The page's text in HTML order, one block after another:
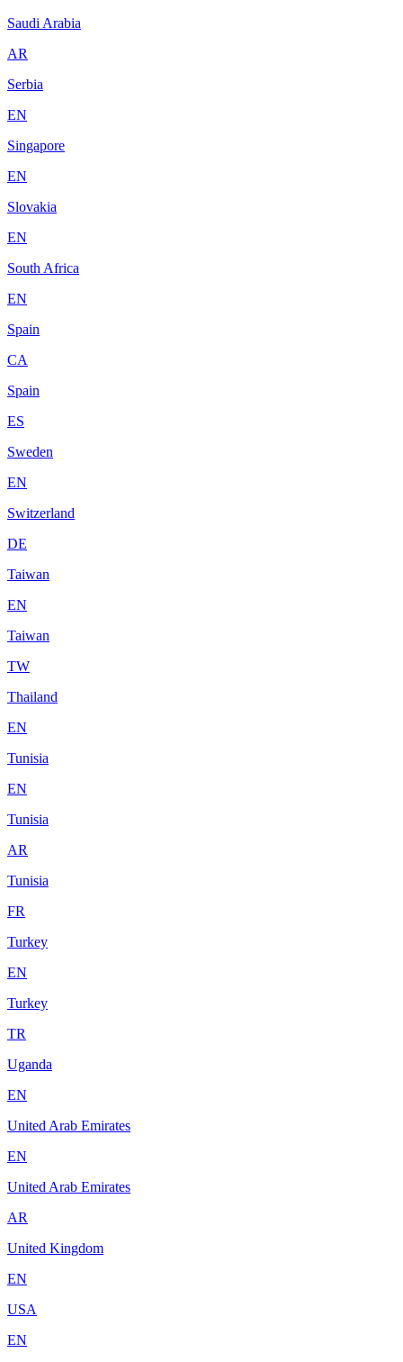
Saudi Arabia
AR
Serbia
EN
Singapore
EN
Slovakia
EN
South Africa
EN
Spain
CA
Spain
ES
Sweden
EN
Switzerland
DE
Taiwan
EN
Taiwan
TW
Thailand
EN
Tunisia
EN
Tunisia
AR
Tunisia
FR
Turkey
EN
Turkey
TR
Uganda
EN
United Arab Emirates
EN
United Arab Emirates
AR
United Kingdom
EN
USA
EN